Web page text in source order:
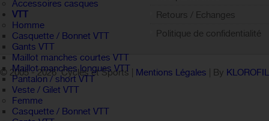
Accessoires casques
VTT
Homme
Casquette / Bonnet VTT
Gants VTT
Maillot manches courtes VTT
Maillot manches longues VTT
Pantalon / short VTT
Veste / Gilet VTT
Femme
Casquette / Bonnet VTT
Retours / Echanges
Politique de confidentialité
© 2005 -2026 Cycles et Sports | Mentions Légales | By